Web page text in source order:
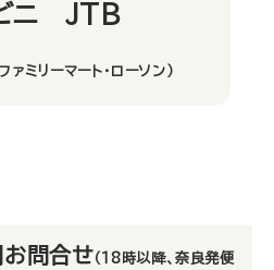
ニ JTB
ァミリーマート・ローソン）
問合せ（18時以降、奈良発便